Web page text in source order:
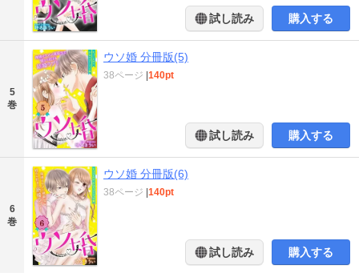
試し読み 購入する
5
巻
ウソ婚 分冊版(5)
38ページ |140pt
試し読み 購入する
6
巻
ウソ婚 分冊版(6)
38ページ |140pt
試し読み 購入する